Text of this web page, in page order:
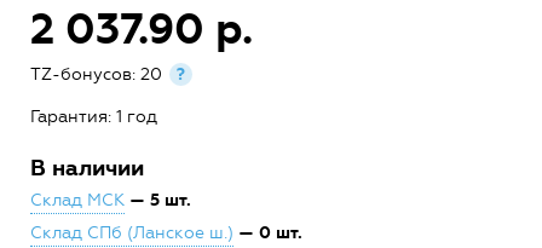
2 037.90 р.
TZ-бонусов: 20 ?
Гарантия: 1 год
В наличии
Склад МСК — 5 шт.
Склад СПб (Ланское ш.) — 0 шт.